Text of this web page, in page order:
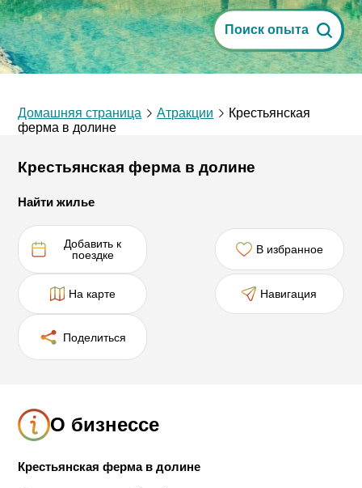
Поиск опыта
Домашняя страница Атракции
Крестьянская
ферма в долине
Крестьянская ферма в долине
Найти жилье
Добавить к
поездке
В избранное
На карте Навигация
Поделиться
О бизнессе
Крестьянская ферма в долине